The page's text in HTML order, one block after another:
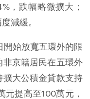
，跌幅略微擴大；
減緩。
始放寬五環外的限
京籍居民在五環外
大公積金貸款支持
提高至100萬元，